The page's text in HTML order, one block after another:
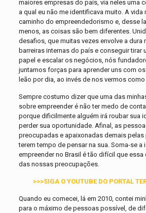
maiores empresas do país, via neles uma
a qual eu não me identificava muito. A vida
caminho do empreendedorismo e, desse
menos, as coisas são bem diferentes.
desafios, que muitas vezes envolve a dura
barreiras internas do país e conseguir tirar
papel e escalar os negócios, nós
juntamos forças para aprender uns com
leão por dia, ao invés de nos vermos
Sempre costumo dizer que uma das
sobre empreender é não ter medo de
porque dificilmente alguém irá roubar sua
perder sua oportunidade. Afinal, as
preocupadas e apaixonadas demais pelas
terem tempo de pensar na sua. Soma-se
empreender no Brasil é tão difícil que essa
das nossas preocupações.
>>>SIGA O YOUTUBE DO PORTAL
Quando eu comecei, lá em 2010, contei
para o máximo de pessoas possível, de